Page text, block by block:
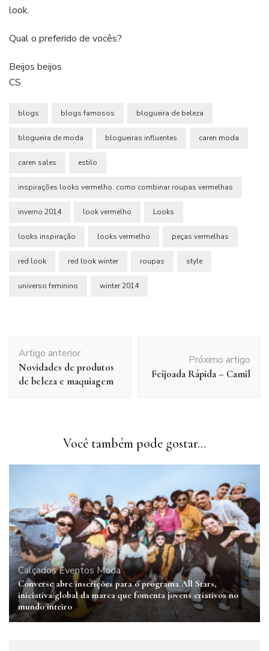
look.
Qual o preferido de vocês?
Beijos beijos
CS
blogs blogs famosos blogueira de beleza
blogueira de moda blogueiras influentes caren moda
caren sales estilo
inspirações looks vermelho. como combinar roupas vermelhas
inverno 2014 look vermelho Looks
looks inspiração looks vermelho peças vermelhas
red look red look winter roupas style
universo feminino winter 2014
de
post
Artigo anterior
Novidades de produtos
de beleza e maquiagem
Próximo artigo
Feijoada Rápida – Camil
Você também pode gostar...
CalçadosEventosModa
Converse abre inscrições para o programa All Stars,
iniciativa global da marca que fomenta jovens criativos no
mundo inteiro